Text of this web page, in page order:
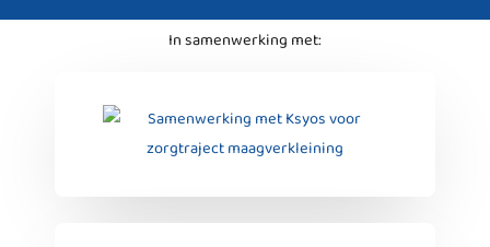
In samenwerking met: